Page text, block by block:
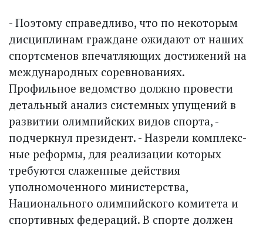
- Поэтому справедливо, что по некоторым
дисциплинам граждане ожидают от наших
спортсменов впечатляющих достижений на
международных соревнованиях.
Профильное ведомство должно провести
детальный анализ системных упущений в
развитии олимпийских видов спорта, -
подчеркнул президент. - Назрели комплекс­
ные реформы, для реализации которых
требуются слаженные действия
уполномоченного министерства,
Национального олимпийского комитета и
спортивных федераций. В спорте должен